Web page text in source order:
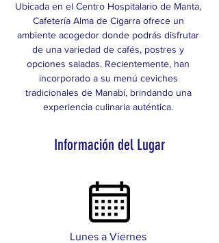
Ubicada en el Centro Hospitalario de Manta,
Cafetería Alma de Cigarra ofrece un
ambiente acogedor donde podrás disfrutar
de una variedad de cafés, postres y
opciones saladas. Recientemente, han
incorporado a su menú ceviches
tradicionales de Manabí, brindando una
experiencia culinaria auténtica.
Información del Lugar
Lunes a Viernes